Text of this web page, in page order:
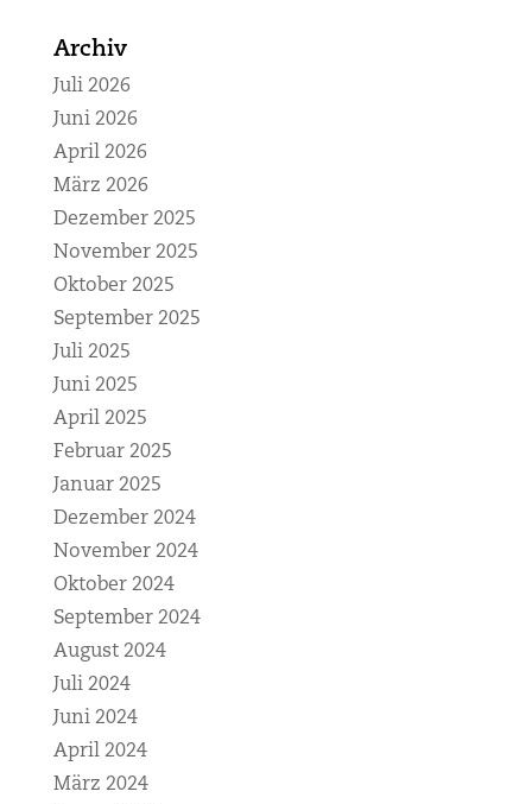
Archiv
Juli 2026
Juni 2026
April 2026
März 2026
Dezember 2025
November 2025
Oktober 2025
September 2025
Juli 2025
Juni 2025
April 2025
Februar 2025
Januar 2025
Dezember 2024
November 2024
Oktober 2024
September 2024
August 2024
Juli 2024
Juni 2024
April 2024
März 2024